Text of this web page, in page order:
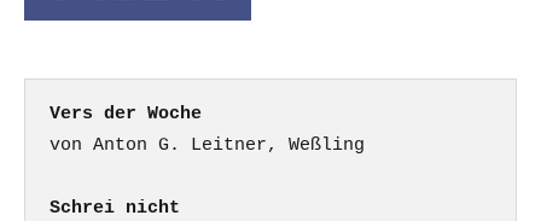
Vers der Woche
Schrei nicht